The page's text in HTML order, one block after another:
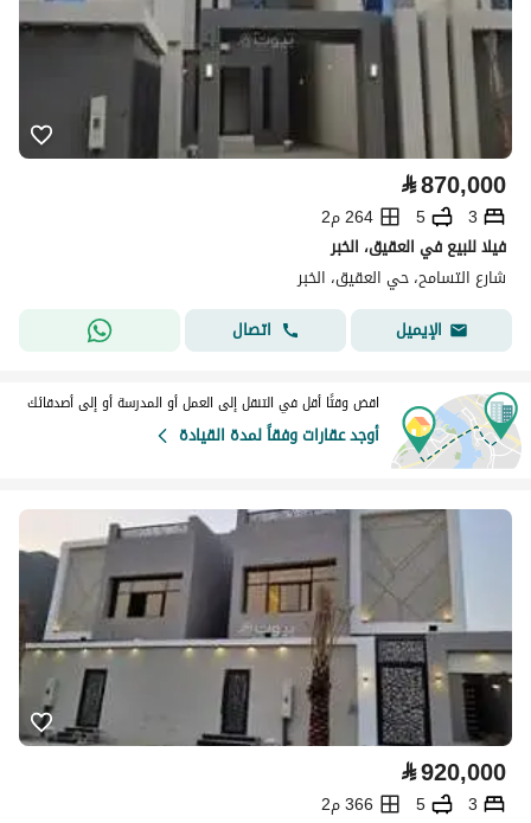
⃁870,000
3
5
264 م2
فيلا للبيع في العقيق، الخبر
شارع التسامح، حي العقيق، الخبر
الإيميل
اتصال
اقض وقتًا أقل في التنقل إلى العمل أو المدرسة أو إلى أصدقائك
أوجد عقارات وفقاً لمدة القيادة
⃁920,000
3
5
366 م2